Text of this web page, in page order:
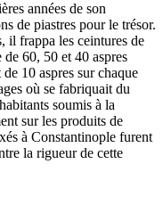
années de son
de piastres pour le trésor.
il frappa les ceintures de
60, 50 et 40 aspres
10 aspres sur chaque
où se fabriquait du
soumis à la
sur les produits de
à Constantinople furent
la rigueur de cette